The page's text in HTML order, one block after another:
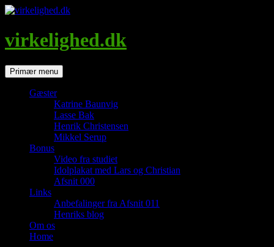
Hop
indhold
virkelighed.dk
SøgPrimær menu
Gæster
Katrine Baunvig
Lasse Bak
Henrik Christensen
Mikkel Serup
Bonus
Video fra studiet
Idolplakat med Lars og Christian
Afsnit 000
Links
Anbefalinger fra Afsnit 011
Henriks blog
Om os
Home